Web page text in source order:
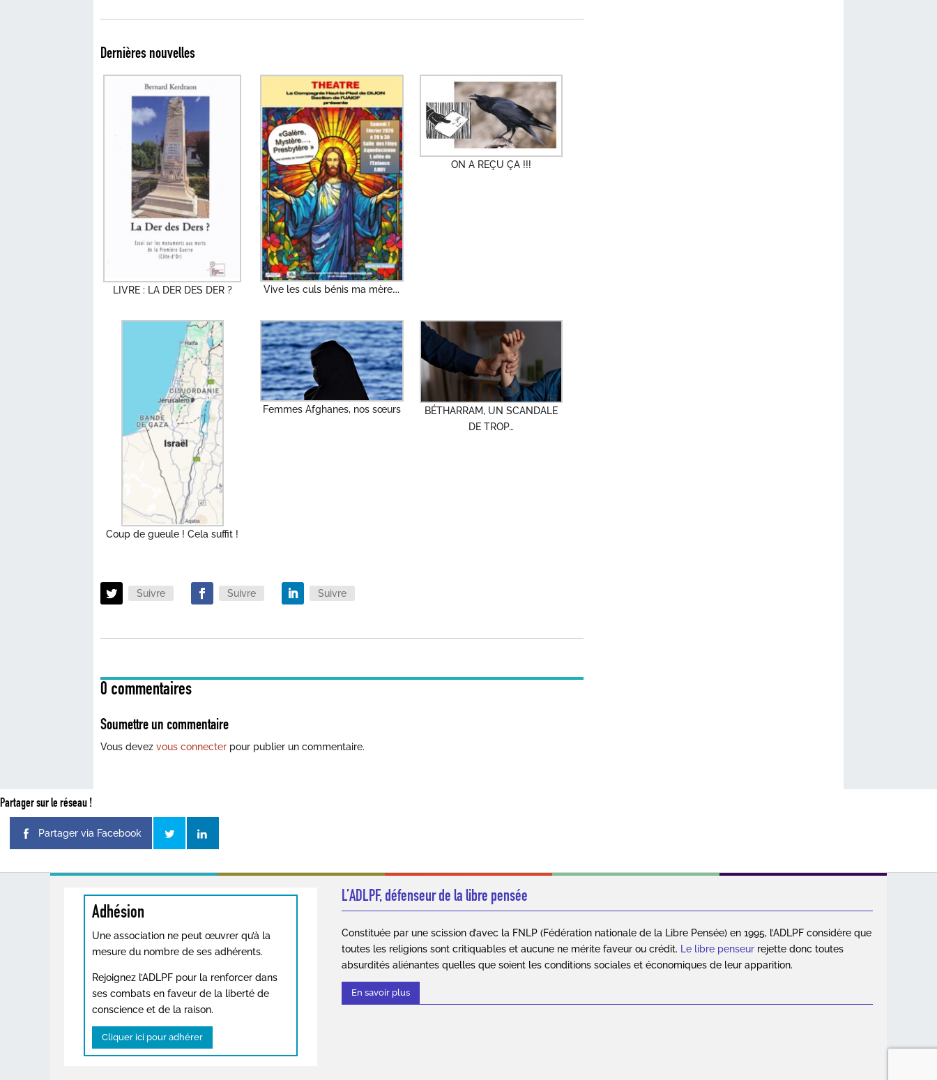
Dernières nouvelles
LIVRE : LA DER DES DER ? Vive les culs bénis ma mère….
ON A REÇU ÇA !!!
Coup de gueule ! Cela suffit !
Femmes Afghanes, nos sœurs
BÉTHARRAM, UN SCANDALE
DE TROP…
Suivre Suivre Suivre
0 commentaires
Soumettre un commentaire
Vous devezvous connecter pour publier un commentaire.
Partager sur le réseau !
Partager via Facebook
Adhésion
Une association ne peut œuvrer qu’à la
mesure du nombre de ses adhérents.
Rejoignez l’ADLPF pour la renforcer dans
ses combats en faveur de la liberté de
conscience et de la raison.
Cliquer ici pour adhérer
L’ADLPF, défenseur de la libre pensée
Constituée par une scission d’avec la FNLP (Fédération nationale de la Libre Pensée) en 1995, l’ADLPF considère que
toutes les religions sont critiquables et aucune ne mérite faveur ou crédit. Le libre penseur rejette donc toutes
absurdités aliénantes quelles que soient les conditions sociales et économiques de leur apparition.
En savoir plus